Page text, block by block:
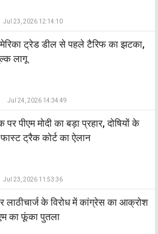
Jul 23, 2026 12:14:10
ट्रेड डील से पहले टैरिफ का झटका,
लागू
Jul 24, 2026 14:34:49
पर पीएम मोदी का बड़ा प्रहार, दोषियों के
ट्रैक कोर्ट का ऐलान
Jul 23, 2026 11:53:36
लाठीचार्ज के विरोध में कांग्रेस का आक्रोश
का फूंका पुतला